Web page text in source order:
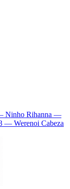
Ninho Rihanna —
— Werenoi Cabeza